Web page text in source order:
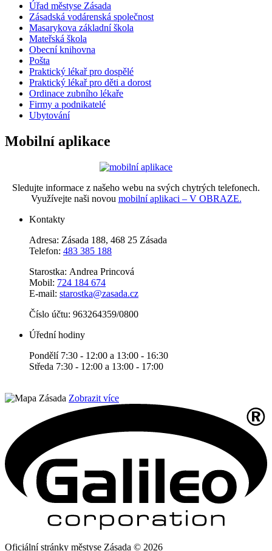
Úřad městyse Zásada
Zásadská vodárenská společnost
Masarykova základní škola
Mateřská škola
Obecní knihovna
Pošta
Praktický lékař pro dospělé
Praktický lékař pro děti a dorost
Ordinace zubního lékaře
Firmy a podnikatelé
Ubytování
Mobilní aplikace
Sledujte informace z našeho webu na svých chytrých telefonech.
Využívejte naši novou mobilní aplikaci – V OBRAZE.
Kontakty
Adresa: Zásada 188, 468 25 Zásada
Telefon: 483 385 188
Starostka: Andrea Princová
Mobil: 724 184 674
E-mail: starostka@zasada.cz
Číslo účtu: 963264359/0800
Úřední hodiny
Pondělí 7:30 - 12:00 a 13:00 - 16:30
Středa 7:30 - 12:00 a 13:00 - 17:00
Zobrazit více
Oficiální stránky městyse Zásada © 2026